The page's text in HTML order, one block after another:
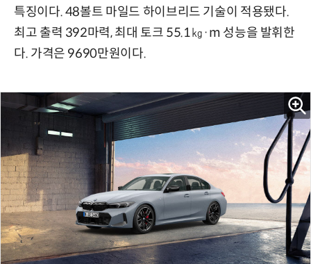
특징이다. 48볼트 마일드 하이브리드 기술이 적용됐다.
최고 출력 392마력, 최대 토크 55.1㎏·m 성능을 발휘한
다. 가격은 9690만원이다.